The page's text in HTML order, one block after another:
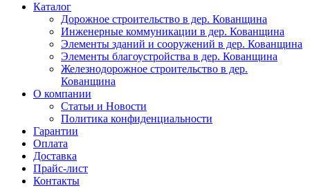
Каталог
Дорожное строительство в дер. Кованщина
Инженерные коммуникации в дер. Кованщина
Элементы зданий и сооружений в дер. Кованщина
Элементы благоустройства в дер. Кованщина
Железнодорожное строительство в дер.
Кованщина
О компании
Статьи и Новости
Политика конфиденциальности
Гарантии
Оплата
Доставка
Прайс-лист
Контакты